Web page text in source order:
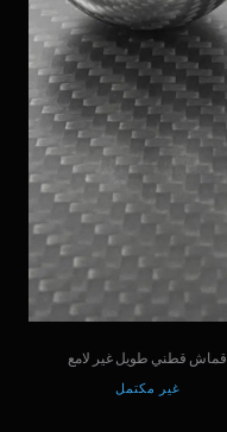
قماش قطني طويل غير لامع
غير مكتمل